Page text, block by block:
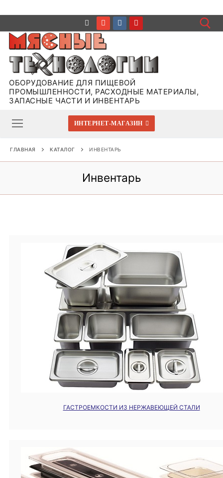
к
содержимому
ОБОРУДОВАНИЕ ДЛЯ ПИЩЕВОЙ
ПРОМЫШЛЕННОСТИ, РАСХОДНЫЕ МАТЕРИАЛЫ,
ЗАПАСНЫЕ ЧАСТИ И ИНВЕНТАРЬ
ИНТЕРНЕТ-МАГАЗИН
ГЛАВНАЯ КАТАЛОГ ИНВЕНТАРЬ
Инвентарь
ГАСТРОЕМКОСТИ ИЗ НЕРЖАВЕЮЩЕЙ СТАЛИ